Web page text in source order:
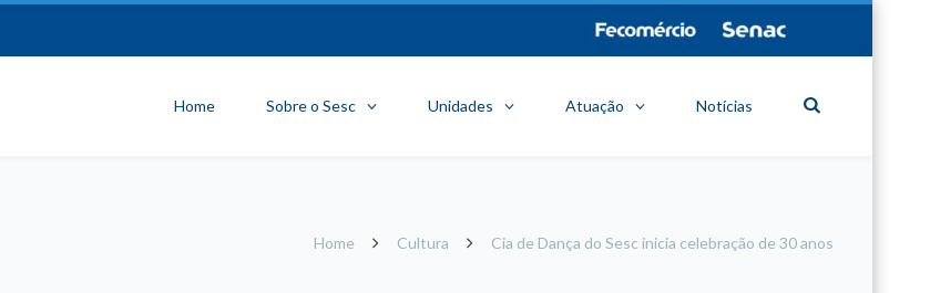
Home Sobre o Sesc Unidades Atuação Notícias
Home Cultura Cia de Dança do Sesc inicia celebração de 30 anos